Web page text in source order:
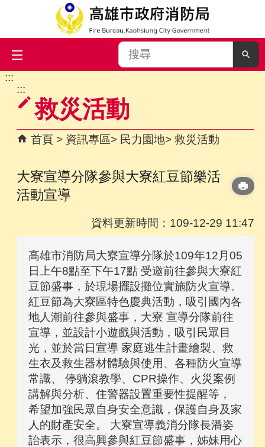
跳到主要內容區塊
搜
尋
:::
:::
救災活動
首頁 資訊專區 民力園地 救災活動
大寮宣導分隊參與大寮紅豆節樂活
活動宣導
資料更新時間：109-12-29 11:47
高雄市消防局大寮宣導分隊於109年12月05
日上午8點至下午17點 受邀前往參與大寮紅
豆節盛事，於現場擺設攤位實施防火宣導。
紅豆節為大寮區特色慶典活動，吸引國內各
地人潮前往參與盛事，大寮 宣導分隊前往
宣導，並設計小遊戲與活動，吸引民眾目
光，並於當日宣導 家庭逃生計畫繪製、救
生衣及救生器材體驗與使用、各種防火宣導
常識、 停躺滾教學、CPR操作、火災案例
講解與分析、住警器設置重要性提醒等，
希望加強民眾自身安全意識，保護自身及家
人的財產安全。 大寮宣導義消分隊長潘姿
詒表示，很高興參與紅豆節盛事，姊妹用心